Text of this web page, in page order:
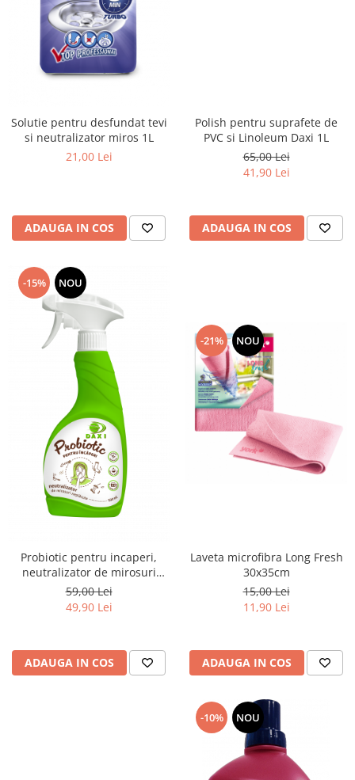
Solutie pentru desfundat tevi
si neutralizator miros 1L
21,00 Lei
ADAUGA IN COS
Polish pentru suprafete de
PVC si Linoleum Daxi 1L
65,00 Lei
41,90 Lei
ADAUGA IN COS
-15% NOU
Probiotic pentru incaperi,
neutralizator de mirosuri
neplăcute, 500ml, Daxi
59,00 Lei
49,90 Lei
ADAUGA IN COS
-21% NOU
Laveta microfibra Long Fresh
30x35cm
15,00 Lei
11,90 Lei
ADAUGA IN COS
-10% NOU